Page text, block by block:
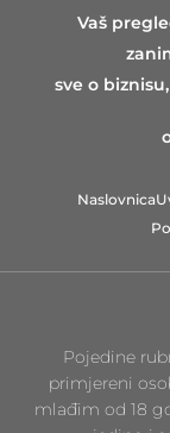
Vaš
sve o
Naslovnica
Pojedine
primjereni
mlađim od 18